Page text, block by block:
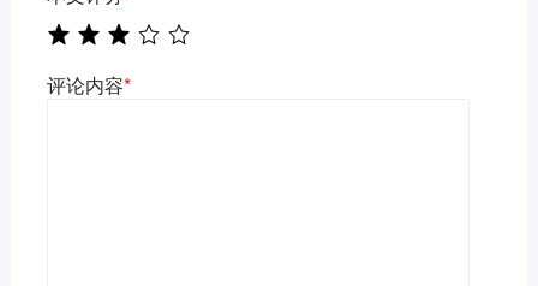
评论内容*